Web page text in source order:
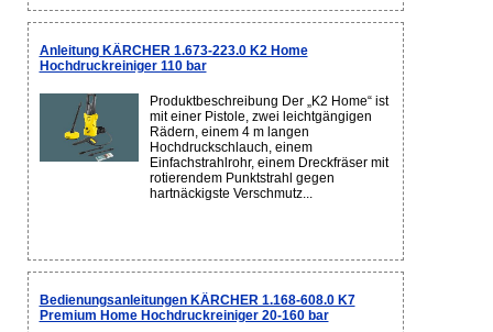
Anleitung KÄRCHER 1.673-223.0 K2 Home
Hochdruckreiniger 110 bar
Produktbeschreibung Der „K2 Home“ ist
mit einer Pistole, zwei leichtgängigen
Rädern, einem 4 m langen
Hochdruckschlauch, einem
Einfachstrahlrohr, einem Dreckfräser mit
rotierendem Punktstrahl gegen
hartnäckigste Verschmutz...
Bedienungsanleitungen KÄRCHER 1.168-608.0 K7
Premium Home Hochdruckreiniger 20-160 bar